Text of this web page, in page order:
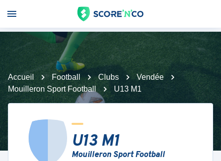
Accueil Football Clubs
Vendée
Mouilleron Sport Football
U13 M1
U13 M1
Mouilleron Sport Football